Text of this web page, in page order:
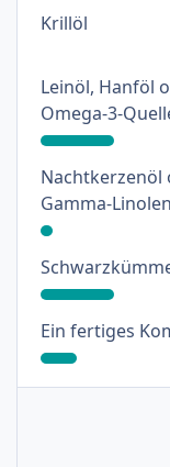
Krillöl: 0%
Leinöl, Hanföl
Omega-3-
Nachtkerzenöl
Gamma-
Ein fertiges